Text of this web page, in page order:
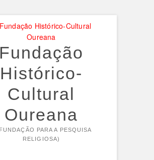
Fundação
Histórico-
Cultural
Oureana
PARA A PESQUISA
RELIGIOSA)